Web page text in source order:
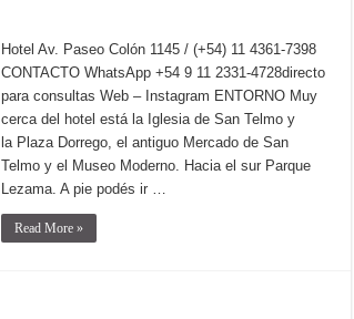
Hotel Av. Paseo Colón 1145 / (+54) 11 4361-7398
CONTACTO WhatsApp +54 9 11 2331-4728directo
para consultas Web – Instagram ENTORNO Muy
cerca del hotel está la Iglesia de San Telmo y
la Plaza Dorrego, el antiguo Mercado de San
Telmo y el Museo Moderno. Hacia el sur Parque
Lezama. A pie podés ir …
Read More »